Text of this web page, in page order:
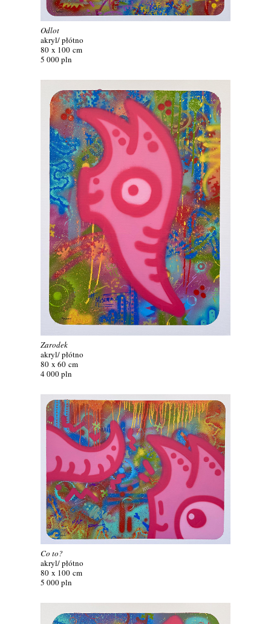
Odlot
akryl/ płótno
80 x 100 cm
5 000 pln
Zarodek
akryl/ płótno
80 x 60 cm
4 000 pln
Co to?
akryl/ płótno
80 x 100 cm
5 000 pln